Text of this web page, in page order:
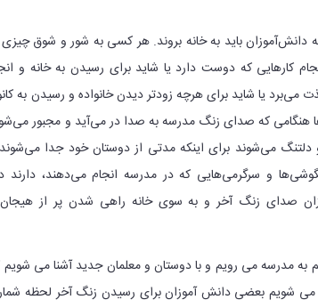
باید به خانه بروند. هر کسی به شور و شوق چیزی
کار‌هایی که دوست دارد یا شاید برای رسیدن به خانه و
می‌برد یا شاید برای هرچه زودتر دیدن خانواده و رسیدن به
هنگامی که صدای زنگ مدرسه به صدا در می‌آید و مجبور
دلتنگ می‌شوند برای اینکه مدتی از دوستان خود جدا
و سرگرمی‌هایی که در مدرسه انجام می‌دهند، دارند
صدای زنگ آخر و به سوی خانه راهی شدن پر از
به مدرسه می رویم و با دوستان و معلمان جدید آشنا می
می شویم بعضی دانش آموزان برای رسیدن زنگ آخر لحظه